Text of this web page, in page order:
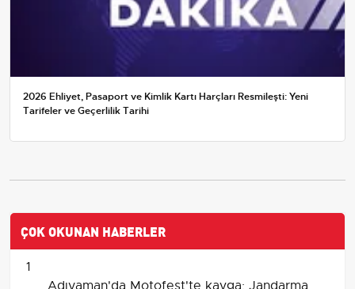
2026 Ehliyet, Pasaport ve Kimlik Kartı Harçları Resmileşti: Yeni
Tarifeler ve Geçerlilik Tarihi
ÇOK OKUNAN HABERLER
1
Adıyaman'da Motofest'te kavga: Jandarma